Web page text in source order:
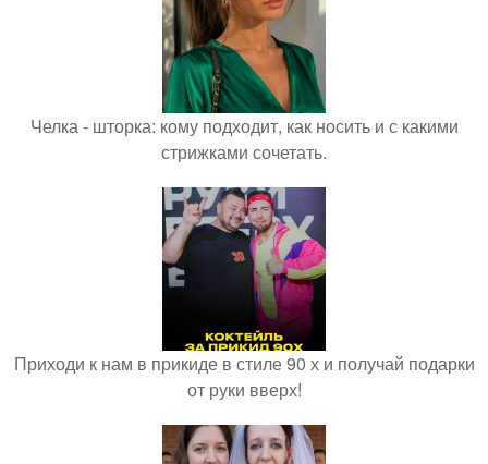
Челка - шторка: кому подходит, как носить и с какими
стрижками сочетать.
Приходи к нам в прикиде в стиле 90 х и получай подарки
от руки вверх!